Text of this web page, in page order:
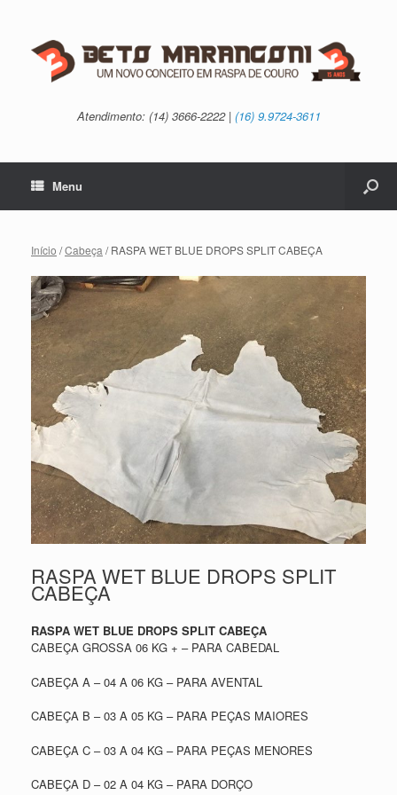
Atendimento: (14) 3666-2222 | (16) 9.9724-3611
Menu
Início /Cabeça / RASPA WET BLUE DROPS SPLIT CABEÇA
RASPA WET BLUE DROPS SPLIT
CABEÇA
RASPA WET BLUE DROPS SPLIT CABEÇA
CABEÇA GROSSA 06 KG + – PARA CABEDAL
CABEÇA A – 04 A 06 KG – PARA AVENTAL
CABEÇA B – 03 A 05 KG – PARA PEÇAS MAIORES
CABEÇA C – 03 A 04 KG – PARA PEÇAS MENORES
CABEÇA D – 02 A 04 KG – PARA DORÇO